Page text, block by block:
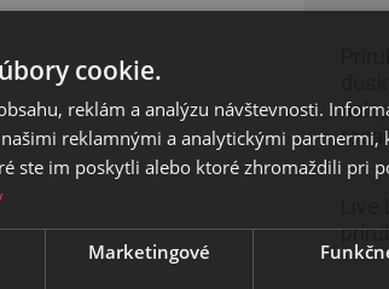
cookie.
reklám a analýzu návštevnosti.
reklamnými a analytickými partnermi,
ste im poskytli alebo ktoré zhromaždili pri
Marketingové